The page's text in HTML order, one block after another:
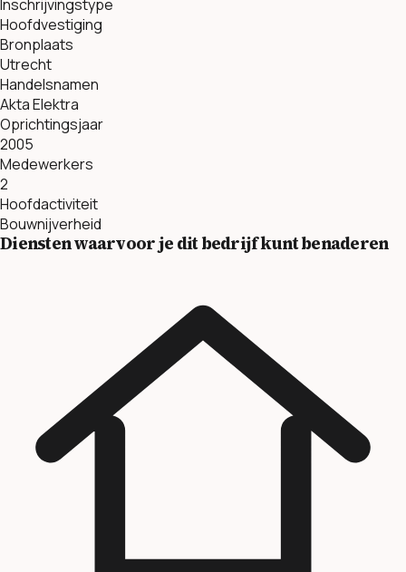
Inschrijvingstype
Hoofdvestiging
Bronplaats
Utrecht
Handelsnamen
Akta Elektra
Oprichtingsjaar
2005
Medewerkers
2
Hoofdactiviteit
Bouwnijverheid
Diensten waarvoor je dit bedrijf kunt benaderen